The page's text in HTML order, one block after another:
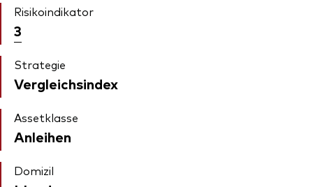
Risikoindikator
3
Strategie
Vergleichsindex
Assetklasse
Anleihen
Domizil